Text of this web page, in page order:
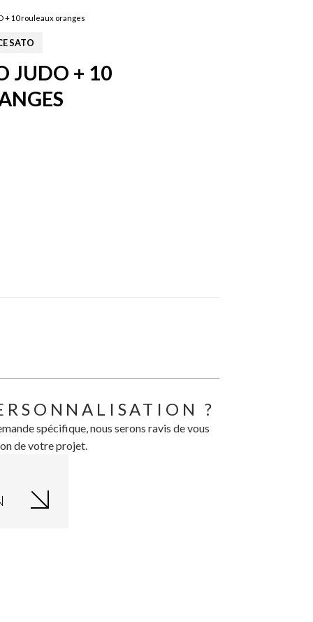
+ 10 rouleaux oranges
SATO
JUDO + 10
?
spécifique, nous serons ravis de vous
de votre projet.